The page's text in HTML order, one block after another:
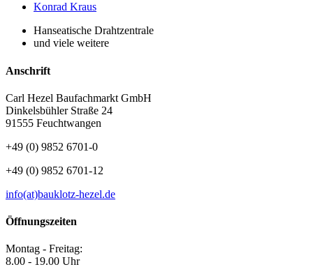
Konrad Kraus
Hanseatische Drahtzentrale
und viele weitere
Anschrift
Carl Hezel Baufachmarkt GmbH
Dinkelsbühler Straße 24
91555 Feuchtwangen
+49 (0) 9852 6701-0
+49 (0) 9852 6701-12
info(at)bauklotz-hezel.de
Öffnungszeiten
Montag - Freitag:
8.00 - 19.00 Uhr